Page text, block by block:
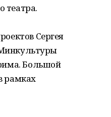
театра.
Сергея
Большой
рамках